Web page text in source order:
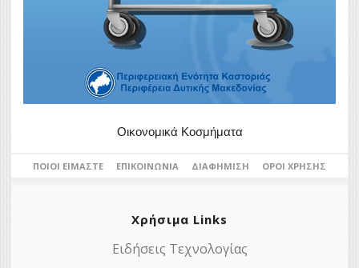
Οικονομικά Κοσμήματα
ΠΟΙΟΙ ΕΊΜΑΣΤΕ ΕΠΙΚΟΙΝΩΝΊΑ ΔΙΑΦΉΜΙΣΗ ΌΡΟΙ ΧΡΉΣΗΣ
Χρήσιμα Links
Ειδήσεις Τεχνολογίας